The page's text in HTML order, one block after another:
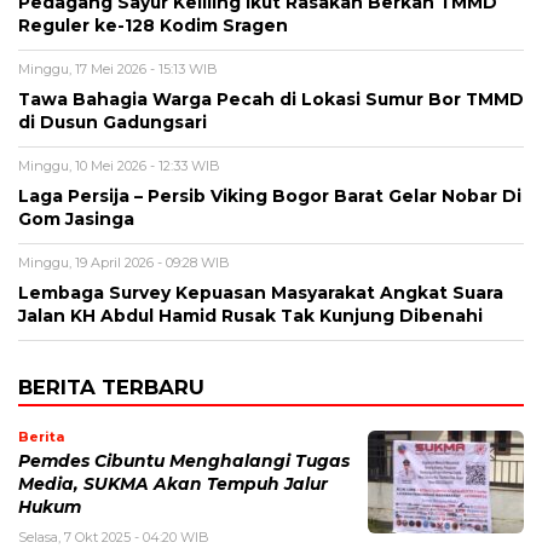
Reguler ke-128 Kodim Sragen
Minggu, 17 Mei 2026 - 15:13 WIB
Tawa Bahagia Warga Pecah di Lokasi Sumur Bor TMMD
di Dusun Gadungsari
Minggu, 10 Mei 2026 - 12:33 WIB
Laga Persija – Persib Viking Bogor Barat Gelar Nobar Di
Gom Jasinga
Minggu, 19 April 2026 - 09:28 WIB
Lembaga Survey Kepuasan Masyarakat Angkat Suara
Jalan KH Abdul Hamid Rusak Tak Kunjung Dibenahi
BERITA TERBARU
Berita
Pemdes Cibuntu Menghalangi Tugas
Media, SUKMA Akan Tempuh Jalur
Hukum
Selasa, 7 Okt 2025 - 04:20 WIB